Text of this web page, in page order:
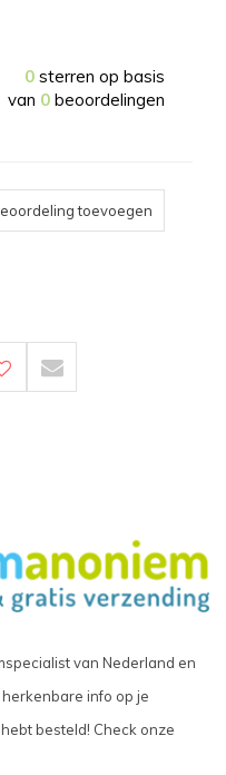
0 sterren op basis
van 0 beoordelingen
toevoegen
van Nederland en
info op je
besteld! Check onze